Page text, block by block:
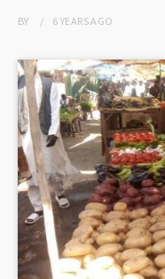
BY 6 YEARSAGO